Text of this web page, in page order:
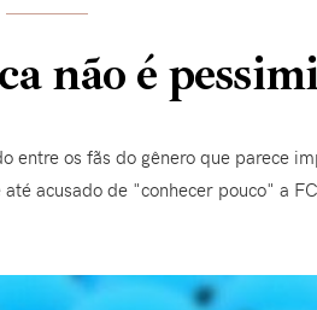
não é
entre os fãs do gênero que parece
acusado de "conhecer pouco" a